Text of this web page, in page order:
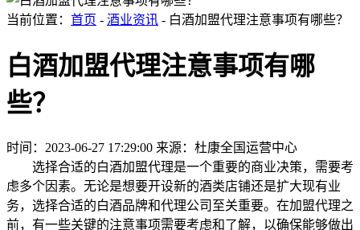
当前位置： 首页 - 酒业资讯 - 白酒加盟代理注意事项有哪些？
白酒加盟代理注意事项有哪
些？
时间：2023-06-27 17:29:00 来源：杜康全国运营中心
选择合适的白酒加盟代理是一个重要的商业决策，需要考
虑多个因素。无论是想要开设新的酒类店铺还是扩大现有业
务，选择合适的白酒品牌和代理公司至关重要。在加盟代理之
前，有一些关键的注意事项需要考虑和了解，以确保能够做出